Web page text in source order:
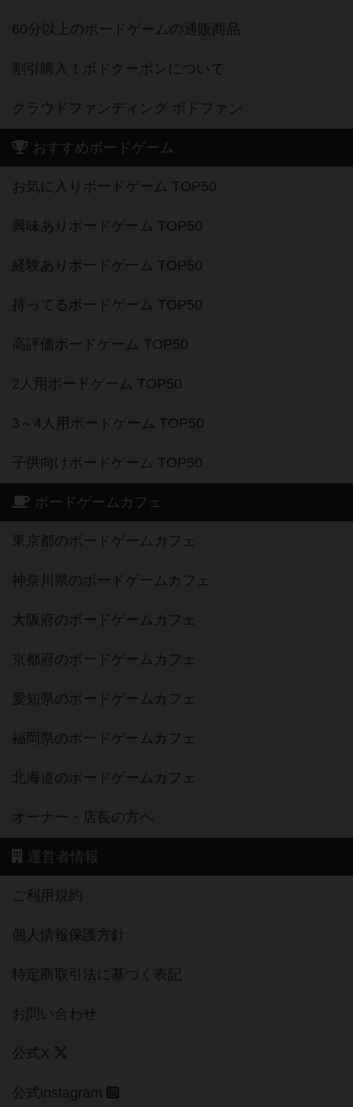
60分以上のボードゲームの通販商品
割引購入！ボドクーポンについて
クラウドファンディング ボドファン
おすすめボードゲーム
お気に入りボードゲーム TOP50
興味ありボードゲーム TOP50
経験ありボードゲーム TOP50
持ってるボードゲーム TOP50
高評価ボードゲーム TOP50
2人用ボードゲーム TOP50
3～4人用ボードゲーム TOP50
子供向けボードゲーム TOP50
ボードゲームカフェ
東京都のボードゲームカフェ
神奈川県のボードゲームカフェ
大阪府のボードゲームカフェ
京都府のボードゲームカフェ
愛知県のボードゲームカフェ
福岡県のボードゲームカフェ
北海道のボードゲームカフェ
オーナー・店長の方へ
運営者情報
ご利用規約
個人情報保護方針
特定商取引法に基づく表記
お問い合わせ
公式X
公式instagram